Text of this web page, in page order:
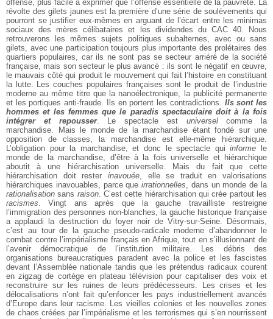
offense, plus facile à exprimer que l’offense essentielle de la pauvreté. La
révolte des gilets jaunes est la première d’une série de soulèvements qui
pourront se justifier eux-mêmes en arguant de l’écart entre les minimas
sociaux des mères célibataires et les dividendes du CAC 40. Nous
retrouverons les mêmes sujets politiques subalternes, avec ou sans
gilets, avec une participation toujours plus importante des prolétaires des
quartiers populaires, car ils ne sont pas se secteur arriéré de la société
française, mais son secteur le plus avancé : ils sont le négatif en œuvre,
le mauvais côté qui produit le mouvement qui fait l’histoire en constituant
la lutte. Les couches populaires françaises sont le produit de l’industrie
moderne au même titre que la nanoélectronique, la publicité permanente
et les portiques anti-fraude. Ils en portent les contradictions. Ils sont les
hommes et les femmes que le paradis spectaculaire doit à la fois
intégrer et repousser. Le spectacle est universelcomme la
marchandise. Mais le monde de la marchandise étant fondé sur une
opposition de classes, la marchandise est elle-même hiérarchique.
L’obligation pour la marchandise, et donc le spectacle quiinforme le
monde de la marchandise, d’être à la fois universelle et hiérarchique
aboutit à une hiérarchisation universelle. Mais du fait que cette
hiérarchisation doit rester inavouée, elle se traduit en valorisations
hiérarchiques inavouables, parce queirrationnelles, dans un monde de la
rationalisation sans raison. C’est cette hiérarchisation qui crée partout les
racismes. Vingt ans après que la gauche travailliste restreigne
l’immigration des personnes non-blanches, la gauche historique française
a applaudi la destruction du foyer noir de Vitry-sur-Seine. Désormais,
c’est au tour de la gauche pseudo-radicale moderne d’abandonner le
combat contre l’impérialisme français en Afrique, tout en s’illusionnant de
l’avenir démocratique de l’institution militaire. Les débris des
organisations bureaucratiques paradent avec la police et les fascistes
devant l’Assemblée nationale tandis que les prétendus radicaux courent
en zigzag de cortège en plateau télévision pour capitaliser des voix et
reconstruire sur les ruines de leurs prédécesseurs. Les crises et les
délocalisations n’ont fait qu’enfoncer les pays industriellement avancés
d’Europe dans leur racisme. Les vieilles colonies et les nouvelles zones
de chaos créées par l’impérialisme et les terrorismes qui s’en nourrissent